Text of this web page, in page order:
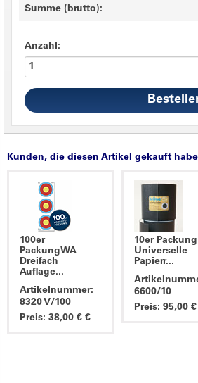
Summe (brutto):
Anzahl:
Kunden, die diesen Artikel gekauft
100er
PackungWA
Dreifach
Auflage...
Artikelnummer:
8320 V/100
Preis: 38,00 € €
10er Packung
Universelle
Papierr...
6600/10
Preis: 95,00